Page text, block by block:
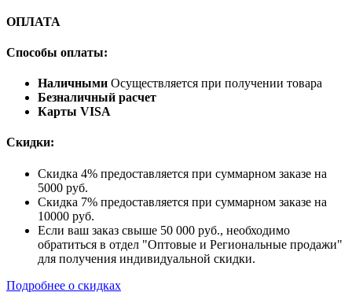
ОПЛАТА
Способы оплаты:
Наличными Осуществляется при получении товара
Безналичный расчет
Карты VISA
Скидки:
Скидка 4% предоставляется при суммарном заказе на
5000 руб.
Скидка 7% предоставляется при суммарном заказе на
10000 руб.
Если ваш заказ свыше 50 000 руб., необходимо
обратиться в отдел "Оптовые и Региональные продажи"
для получения индивидуальной скидки.
Подробнее о скидках